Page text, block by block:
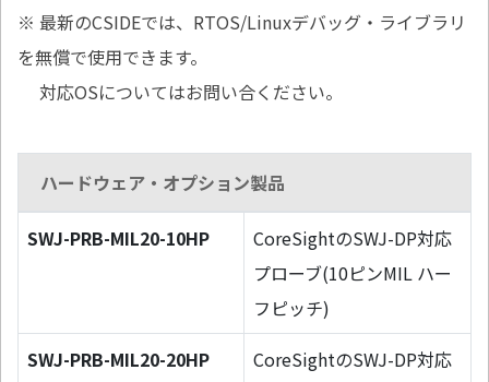
※ 最新のCSIDEでは、RTOS/Linuxデバッグ・ライブラリ
を無償で使用できます。
対応OSについてはお問い合ください。
ハードウェア・オプション製品
SWJ-PRB-MIL20-10HP
CoreSightのSWJ-DP対応
プローブ(10ピンMIL ハー
フピッチ)
SWJ-PRB-MIL20-20HP
CoreSightのSWJ-DP対応